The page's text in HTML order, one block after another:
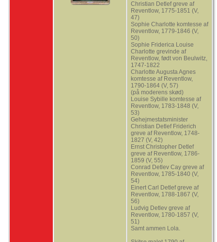
Christian Detlef greve af
Reventlow, 1775-1851 (V,
47)
Sophie Charlotte komtesse af
Reventlow, 1779-1846 (V,
50)
Sophie Friderica Louise
Charlotte grevinde af
Reventlow, født von Beulwitz,
1747-1822
Charlotte Augusta Agnes
komtesse af Reventlow,
1790-1864 (V, 57)
(på moderens skød)
Louise Sybille komtesse af
Reventlow, 1783-1848 (V,
53)
Gehejmestatsminister
Christian Detlef Friderich
greve af Reventlow, 1748-
1827 (V, 42)
Ernst Christopher Detlef
greve af Reventlow, 1786-
1859 (V, 55)
Conrad Detlev Cay greve af
Reventlow, 1785-1840 (V,
54)
Einert Carl Detlef greve af
Reventlow, 1788-1867 (V,
56)
Ludvig Detlev greve af
Reventlow, 1780-1857 (V,
51)
Samt ammen Lola.